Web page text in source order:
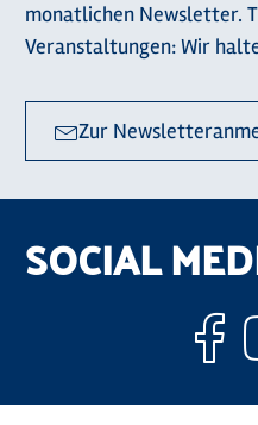
monatlichen Newsletter.
Veranstaltungen: Wir
Zur
SOCIAL